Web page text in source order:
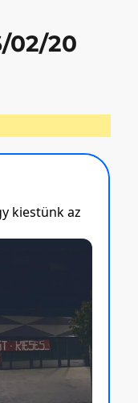
02/20